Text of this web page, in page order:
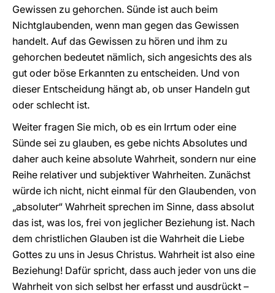
Gewissen zu gehorchen. Sünde ist auch beim
Nichtglaubenden, wenn man gegen das Gewissen
handelt. Auf das Gewissen zu hören und ihm zu
gehorchen bedeutet nämlich, sich angesichts des als
gut oder böse Erkannten zu entscheiden. Und von
dieser Entscheidung hängt ab, ob unser Handeln gut
oder schlecht ist.
Weiter fragen Sie mich, ob es ein Irrtum oder eine
Sünde sei zu glauben, es gebe nichts Absolutes und
daher auch keine absolute Wahrheit, sondern nur eine
Reihe relativer und subjektiver Wahrheiten. Zunächst
würde ich nicht, nicht einmal für den Glaubenden, von
„absoluter“ Wahrheit sprechen im Sinne, dass absolut
das ist, was los, frei von jeglicher Beziehung ist. Nach
dem christlichen Glauben ist die Wahrheit die Liebe
Gottes zu uns in Jesus Christus. Wahrheit ist also eine
Beziehung! Dafür spricht, dass auch jeder von uns die
Wahrheit von sich selbst her erfasst und ausdrückt –